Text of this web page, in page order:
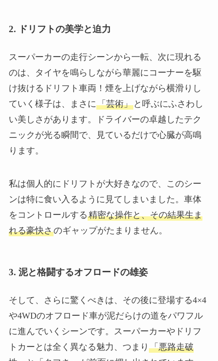
2. ドリフトの美学と迫力
スーパーカーの走行シーンから一転、次に現れる
のは、タイヤを鳴らしながら華麗にコーナーを駆
け抜けるドリフト車両！煙を上げながら横滑りし
ていく様子は、まさに「芸術」と呼ぶにふさわし
い美しさがあります。ドライバーの卓越したテク
ニックが光る瞬間で、見ているだけで心臓が高鳴
ります。
私は個人的にドリフトが大好きなので、このシー
ンは特に食い入るように見てしまいました。車体
をコントロールする精密な操作と、その結果生ま
れる豪快さのギャップがたまりません。
3. 泥と格闘するオフロードの雄姿
そして、さらに驚くべきは、その後に登場する4×4
や4WDのオフロード車が泥だらけの道をパワフル
に進んでいくシーンです。スーパーカーやドリフ
トカーとは全く異なる魅力、つまり 「悪路走破